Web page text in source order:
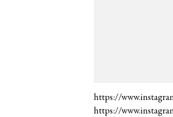
https://
https://